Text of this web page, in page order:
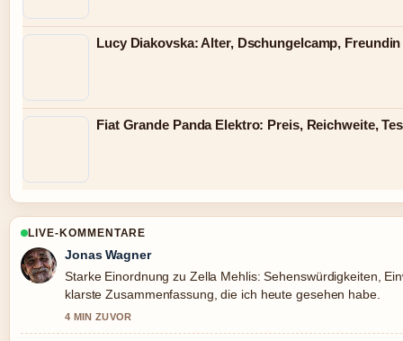
Lucy Diakovska: Alter, Dschungelcamp,
Fiat Grande Panda Elektro: Preis, Reichweite,
LIVE-KOMMENTARE
Jonas Wagner
Starke Einordnung zu Zella Mehlis: Sehenswürdigkeiten,
klarste Zusammenfassung, die ich heute gesehen habe.
4 MIN ZUVOR